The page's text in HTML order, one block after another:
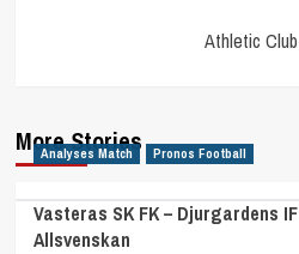
Athletic
More Stories
Analyses Match Pronos Football
Vasteras SK FK – Djurgardens
Allsvenskan